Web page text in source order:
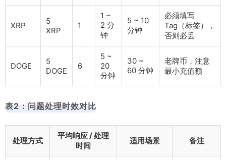
XRP
5
XRP
1
1 ~
2 分
钟
5 ~ 10
分钟
必须填写
Tag（标签），
否则必丢
DOGE
5
DOGE
6
5 ~
20
分钟
30 ~
60 分钟
老牌币，注意
最小充值额
表2：问题处理时效对比
处理方式
平均响应 / 处理
时间
适用场景 备注